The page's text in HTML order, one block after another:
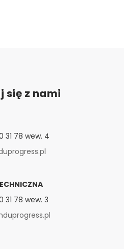
się z nami
31 78 wew. 4
31 78 wew. 3